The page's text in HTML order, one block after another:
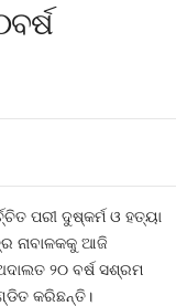
ପରୀ ଦୁଷ୍କର୍ମ ଓ ହତ୍ୟା
ନାବାଳକକୁ ଆଜି
୨୦ ବର୍ଷ ସଶ୍ରମ
କରିଛନ୍ତି।